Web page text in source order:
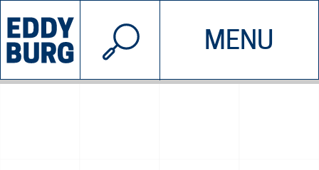
MENU
INIZIATIVE CHI SIAMO
© 2026 EDDYBURG